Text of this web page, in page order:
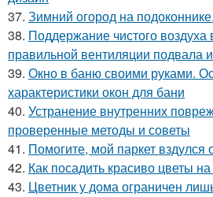
37. Зимний огород на
38. Поддержание чистого воздуха
правильной вентиляции подвала
39. Окно в баню своими руками.
характеристики окон для бани
40. Устранение внутренних
проверенные методы и советы
41. Помогите, мой паркет вздулся
42. Как посадить красиво цветы
43. Цветник у дома ограничен